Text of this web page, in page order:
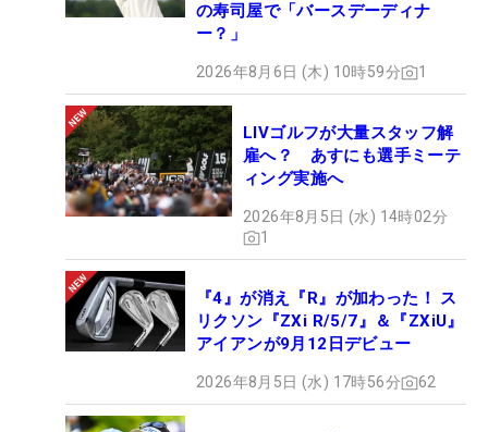
の寿司屋で「バースデーディナ
ー？」
2026年8月6日 (木) 10時59分 1
LIVゴルフが大量スタッフ解
雇へ？ あすにも選手ミーテ
ィング実施へ
2026年8月5日 (水) 14時02分
1
『4』が消え『R』が加わった！ ス
リクソン『ZXi R/5/7』＆『ZXiU』
アイアンが9月12日デビュー
2026年8月5日 (水) 17時56分 62